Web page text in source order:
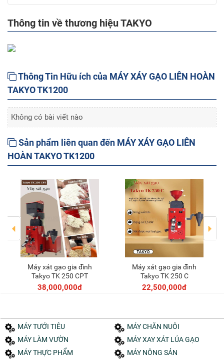
Thông tin về thương hiệu TAKYO
Thông Tin Hữu ích của MÁY XÁY GẠO LIÊN HOÀN
TAKYO TK1200
Không có bài viết nào
Sản phẩm liên quan đến MÁY XÁY GẠO LIÊN
HOÀN TAKYO TK1200
Thêm vào giỏ
Máy xát gạo gia đình
Takyo TK 250 CPT
38,000,000đ
Thêm vào giỏ
Máy xát gạo gia đình
Takyo TK 250 C
22,500,000đ
MÁY TƯỚI TIÊU
MÁY CHĂN NUÔI
MÁY LÀM VƯỜN
MÁY XAY XÁT LÚA GẠO
MÁY THỰC PHẨM
MÁY NÔNG SẢN